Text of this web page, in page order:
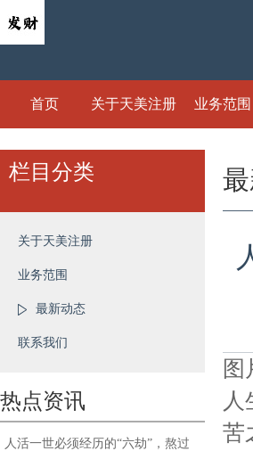
首页 关于天美注册 业务范围
栏目分类
关于天美注册
业务范围
最新动态
联系我们
热点资讯
人活一世必须经历的“六劫”，熬过
图
苦